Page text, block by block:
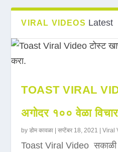
VIRAL VIDEOS Latest
TOAST VIRAL
अगोदर १०० वेळा
byडोम कावळा |सप्टेंबर 18, 2021 |Viral
Toast Viral Video सकाळी